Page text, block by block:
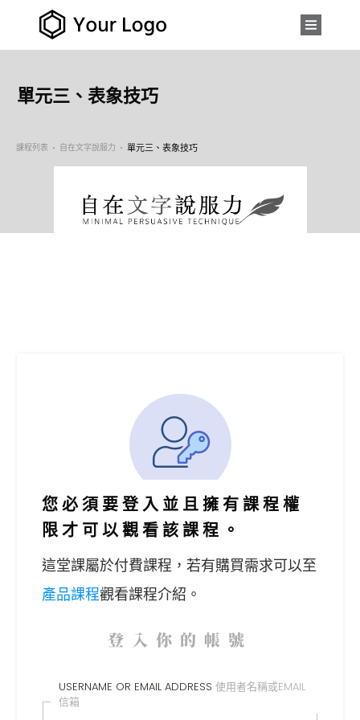
單元三、表象技巧
課程列表 自在文字說服力 單元三、表象技巧
您必須要登入並且擁有課程權
限才可以觀看該課程。
這堂課屬於付費課程， 若有購買需求可以至
產品課程觀看課程介紹。
登入你的帳號
USERNAME OR EMAIL ADDRESS 使用者名稱或EMAIL
信箱